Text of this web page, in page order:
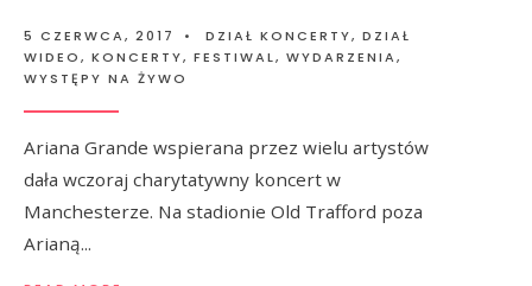
5 CZERWCA, 2017 • DZIAŁ KONCERTY, DZIAŁ
WIDEO, KONCERTY, FESTIWAL, WYDARZENIA,
WYSTĘPY NA ŻYWO
Ariana Grande wspierana przez wielu artystów
dała wczoraj charytatywny koncert w
Manchesterze. Na stadionie Old Trafford poza
Arianą...